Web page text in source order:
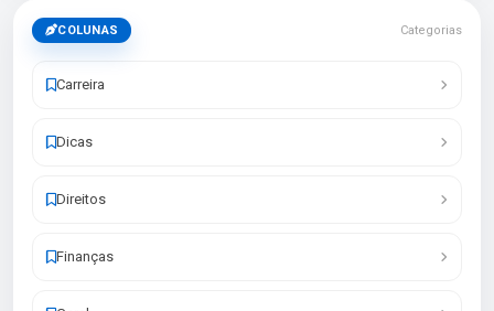
COLUNAS Categorias
Carreira
Dicas
Direitos
Finanças